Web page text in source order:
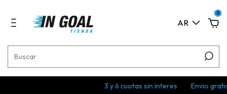
AR
0
3 y 6 cuotas sin interes Envio gratis en